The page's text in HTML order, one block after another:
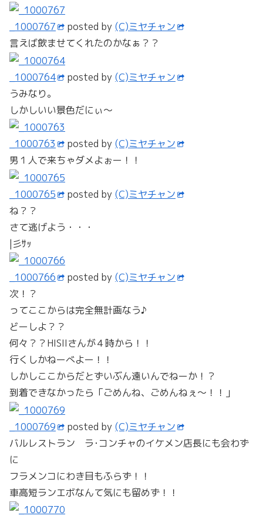
_1000767 posted by (C)ミヤチャン
言えば飲ませてくれたのかなぁ？？
_1000764 posted by (C)ミヤチャン
うみなり。
しかしいい景色だにぃ～
_1000763 posted by (C)ミヤチャン
男１人で来ちゃダメよぉー！！
_1000765 posted by (C)ミヤチャン
ね？？
さて逃げよう・・・
|彡ｻｯ
_1000766 posted by (C)ミヤチャン
次！？
ってここからは完全無計画なう♪
どーしよ？？
何々？？HISIIさんが４時から！！
行くしかねーべよー！！
しかしここからだとずいぶん遠いんでねーか！？
到着できなかったら「ごめんね、ごめんねぇ～！！」
_1000769 posted by (C)ミヤチャン
バルレストラン ラ･コンチャのイケメン店長にも会わず
に
フラメンコにわき目もふらず！！
車高短ランエボなんて気にも留めず！！